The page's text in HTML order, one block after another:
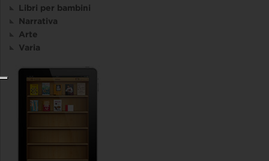
Libri per bambini
Narrativa
Arte
Varia